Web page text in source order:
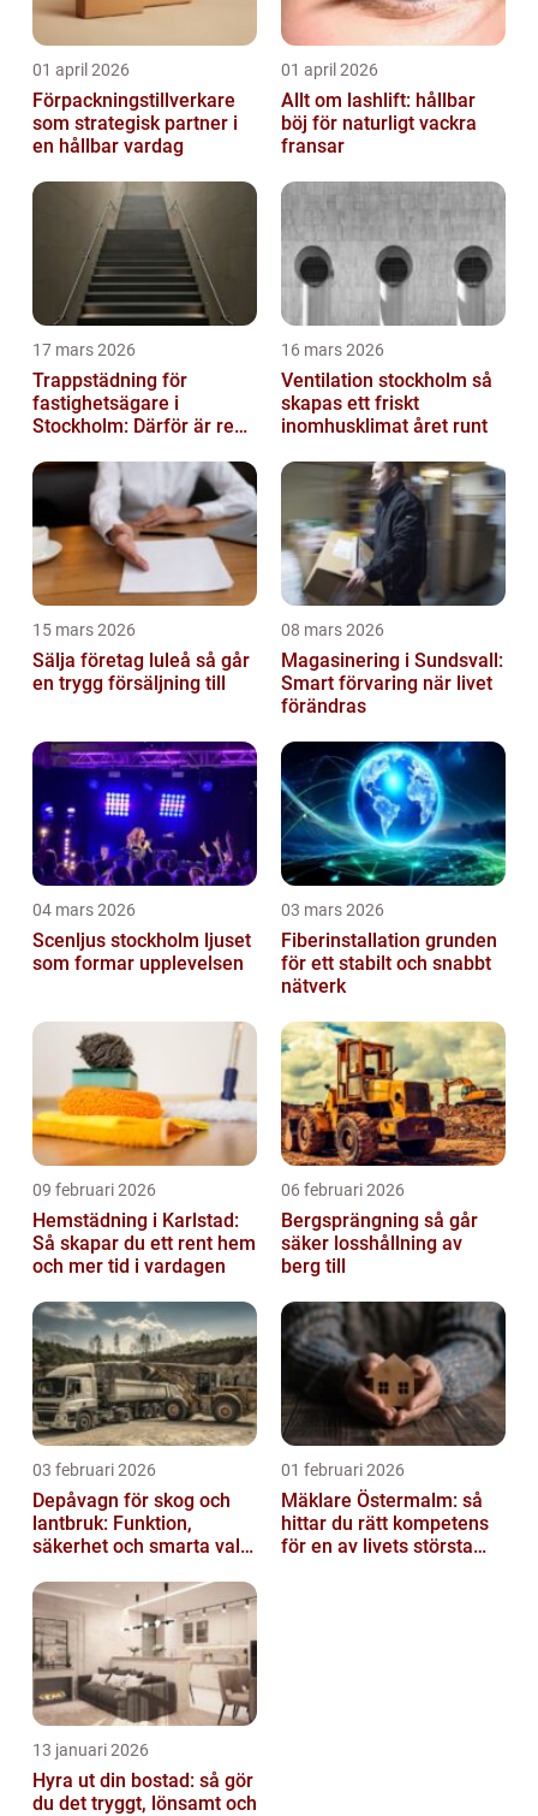
01 april 2026
Förpackningstillverkare
som strategisk partner i
en hållbar vardag
01 april 2026
Allt om lashlift: hållbar
böj för naturligt vackra
fransar
17 mars 2026
Trappstädning för
fastighetsägare i
Stockholm: Därför är rena
investering
16 mars 2026
Ventilation stockholm så
skapas ett friskt
inomhusklimat året runt
15 mars 2026
Sälja företag luleå så går
en trygg försäljning till
08 mars 2026
Magasinering i Sundsvall:
Smart förvaring när livet
förändras
04 mars 2026
Scenljus stockholm ljuset
som formar upplevelsen
03 mars 2026
Fiberinstallation grunden
för ett stabilt och snabbt
nätverk
09 februari 2026
Hemstädning i Karlstad:
Så skapar du ett rent hem
och mer tid i vardagen
06 februari 2026
Bergsprängning så går
säker losshållning av
berg till
03 februari 2026
Depåvagn för skog och
lantbruk: Funktion,
säkerhet och smarta val
01 februari 2026
Mäklare Östermalm: så
hittar du rätt kompetens
för en av livets största
13 januari 2026
Hyra ut din bostad: så gör
du det tryggt, lönsamt och